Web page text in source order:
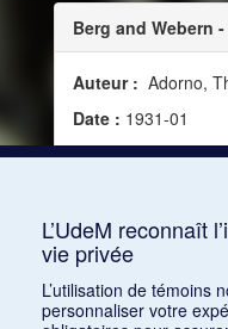
Berg and Webern
Auteur : Adorno,
Date : 1931-01
Source :Modern
L’UdeM reconnaît
vie privée
L’utilisation de témoins
personnaliser votre